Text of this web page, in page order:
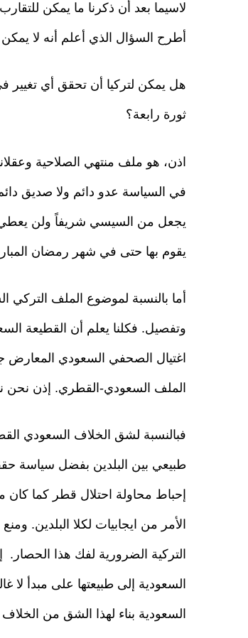
لاسيما بعد أن ذكرنا ما يمكن
أطرح السؤال الذي أعلم أنه لا
هل يمكن لتركيا أن تحقق أي تغيير
ثورة رابعة؟
اذن، هو ملف منتهي الصلاحية
في السياسة عدو دائم ولا صديق
يجعل من السيسي شريفاً ولن يعطي
يقوم بها حتى في شهر رمضان
أما بالنسبة لموضوع الملف التركي
وتفصيل. فكلنا يعلم أن القطيعة
اغتيال الصحفي السعودي المعارض
الملف السعودي-القطري. إذن نحن
فبالنسبة لشق الخلاف السعودي
طبيعي بين البلدين بفضل سياسة
إحباط محاولة احتلال قطر كما
الأمر من ايجابيات لكلا البلدين.
التركية الضرورية لفك هذا
السعودية إلى طبيعتها على مبدأ لا
السعودية بناء لهذا الشق من